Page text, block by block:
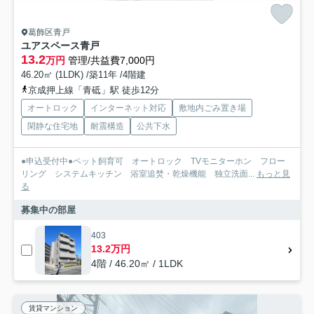
葛飾区青戸
ユアスペース青戸
13.2万円 管理/共益費7,000円
46.20㎡ (1LDK) /築11年 /4階建
京成押上線「青砥」駅 徒歩12分
オートロック インターネット対応
敷地内ごみ置き場
閑静な住宅地
耐震構造 公共下水
●申込受付中●ペット飼育可 オートロック TVモニターホン フロー
リング システムキッチン 浴室追焚・乾燥機能 独立洗面... もっと見
る
募集中の部屋
403
13.2万円
4階 / 46.20㎡ / 1LDK
賃貸マンション